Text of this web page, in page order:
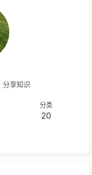
分享知识
分类
20